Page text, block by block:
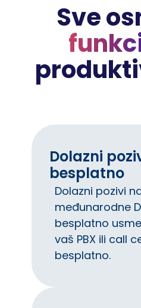
Sve
Dolazni
besplatno
Dolazni pozivi
međunarodne
besplatno
vaš PBX ili call
besplatno.